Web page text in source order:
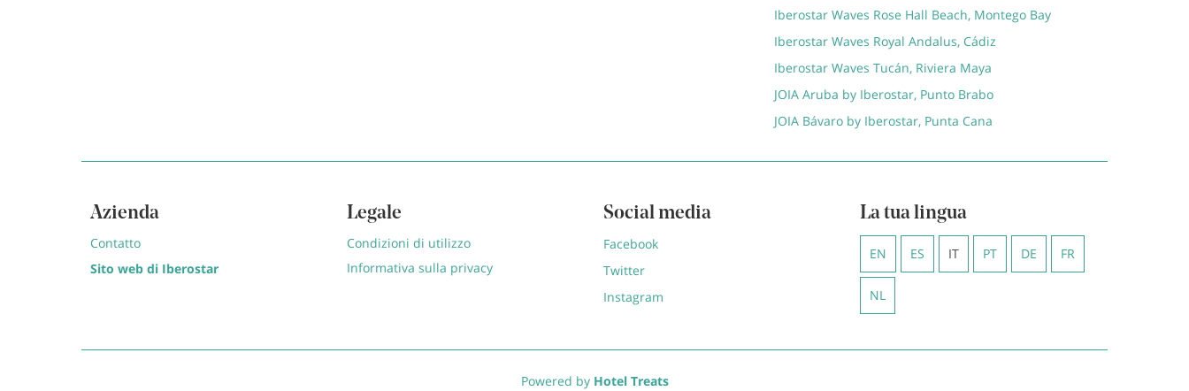
Iberostar Waves Rose Hall Beach, Montego Bay
Iberostar Waves Royal Andalus, Cádiz
Iberostar Waves Tucán, Riviera Maya
JOIA Aruba by Iberostar, Punto Brabo
JOIA Bávaro by Iberostar, Punta Cana
Azienda
Contatto
Sito web di Iberostar
Legale
Condizioni di utilizzo
Informativa sulla privacy
Social media
Facebook
Twitter
Instagram
La tua lingua
EN ES IT PT DE FR
NL
Powered by Hotel Treats